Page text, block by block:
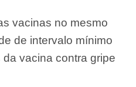
vacinas no mesmo
de intervalo mínimo
vacina contra gripe